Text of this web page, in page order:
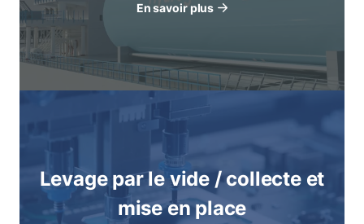
En savoir plus
Levage par le vide / collecte et
mise en place